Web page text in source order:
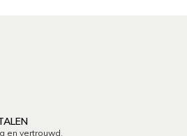
en vertrouwd.